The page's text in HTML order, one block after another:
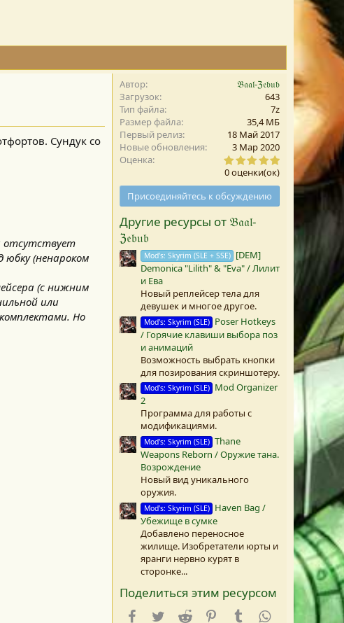
Сундук со
отсутствует
(ненароком
(с нижним
или
Но
Автор
𝔅𝔞𝔞𝔩-ℨ𝔢𝔟𝔲𝔟
Загрузок
643
Тип файла
7z
Размер файла
35,4 MБ
Первый релиз
18 Май 2017
Новые обновления
3 Мар 2020
Оценка
0
,
0
з
(
0 оценки(ок)
Присоединяйтесь к обсуждению
Другие ресурсы от 𝔅𝔞𝔞𝔩-
ℨ𝔢𝔟𝔲𝔟
Mod's: Skyrim (SLE + SSE) [DEM]
Demonica "Lilith" & "Eva" / Лилит
и Ева
Новый реплейсер тела для
девушек и многое другое.
Mod's: Skyrim (SLE) Poser Hotkeys
/ Горячие клавиши выбора поз
и анимаций
Возможность выбрать кнопки
для позирования скриншотеру.
Mod's: Skyrim (SLE) Mod Organizer
2
Программа для работы с
модификациями.
Mod's: Skyrim (SLE) Thane
Weapons Reborn / Оружие тана.
Возрождение
Новый вид уникального
оружия.
Mod's: Skyrim (SLE) Haven Bag /
Убежище в сумке
Добавлено переносное
жилище. Изобретатели юрты и
яранги нервно курят в
сторонке...
Поделиться этим ресурсом
Facebook
TwitterReddit PinterestTumblrWhatsApp